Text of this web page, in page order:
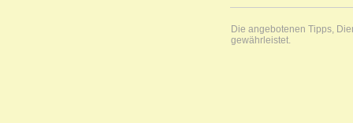
Die angebotenen Tipps,
gewährleistet.